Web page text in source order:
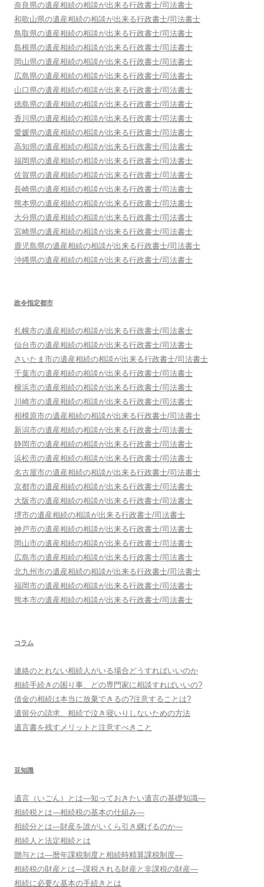
奈良県の遺産相続の相談が出来る行政書士/司法書士
和歌山県の遺産相続の相談が出来る行政書士/司法書士
鳥取県の遺産相続の相談が出来る行政書士/司法書士
島根県の遺産相続の相談が出来る行政書士/司法書士
岡山県の遺産相続の相談が出来る行政書士/司法書士
広島県の遺産相続の相談が出来る行政書士/司法書士
山口県の遺産相続の相談が出来る行政書士/司法書士
徳島県の遺産相続の相談が出来る行政書士/司法書士
香川県の遺産相続の相談が出来る行政書士/司法書士
愛媛県の遺産相続の相談が出来る行政書士/司法書士
高知県の遺産相続の相談が出来る行政書士/司法書士
福岡県の遺産相続の相談が出来る行政書士/司法書士
佐賀県の遺産相続の相談が出来る行政書士/司法書士
長崎県の遺産相続の相談が出来る行政書士/司法書士
熊本県の遺産相続の相談が出来る行政書士/司法書士
大分県の遺産相続の相談が出来る行政書士/司法書士
宮崎県の遺産相続の相談が出来る行政書士/司法書士
鹿児島県の遺産相続の相談が出来る行政書士/司法書士
沖縄県の遺産相続の相談が出来る行政書士/司法書士
政令指定都市
札幌市の遺産相続の相談が出来る行政書士/司法書士
仙台市の遺産相続の相談が出来る行政書士/司法書士
さいたま市の遺産相続の相談が出来る行政書士/司法書士
千葉市の遺産相続の相談が出来る行政書士/司法書士
横浜市の遺産相続の相談が出来る行政書士/司法書士
川崎市の遺産相続の相談が出来る行政書士/司法書士
相模原市の遺産相続の相談が出来る行政書士/司法書士
新潟市の遺産相続の相談が出来る行政書士/司法書士
静岡市の遺産相続の相談が出来る行政書士/司法書士
浜松市の遺産相続の相談が出来る行政書士/司法書士
名古屋市の遺産相続の相談が出来る行政書士/司法書士
京都市の遺産相続の相談が出来る行政書士/司法書士
大阪市の遺産相続の相談が出来る行政書士/司法書士
堺市の遺産相続の相談が出来る行政書士/司法書士
神戸市の遺産相続の相談が出来る行政書士/司法書士
岡山市の遺産相続の相談が出来る行政書士/司法書士
広島市の遺産相続の相談が出来る行政書士/司法書士
北九州市の遺産相続の相談が出来る行政書士/司法書士
福岡市の遺産相続の相談が出来る行政書士/司法書士
熊本市の遺産相続の相談が出来る行政書士/司法書士
コラム
連絡のとれない相続人がいる場合どうすればいいのか
相続手続きの困り事、どの専門家に相談すればいいの?
借金の相続は本当に放棄できるの?注意することは?
遺留分の請求、相続で泣き寝いりしないための方法
遺言書を残すメリットと注意すべきこと
豆知識
遺言（いごん）とは―知っておきたい遺言の基礎知識―
相続税とは―相続税の基本の仕組み―
相続分とは―財産を誰がいくら引き継げるのか―
相続人と法定相続とは
贈与とは―暦年課税制度と相続時精算課税制度―
相続税の財産とは―課税される財産と非課税の財産―
相続に必要な基本の手続きとは